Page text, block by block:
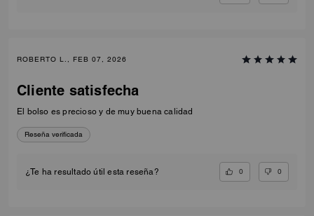
ROBERTO L., FEB 07, 2026
Cliente satisfecha
El bolso es precioso y de muy buena calidad
Reseña verificada
¿Te ha resultado útil esta reseña? 0 0